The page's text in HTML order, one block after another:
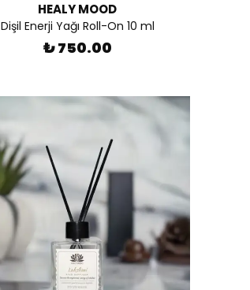
HEALY MOOD
Dişil Enerji Yağı Roll-On 10 ml
₺ 750.00